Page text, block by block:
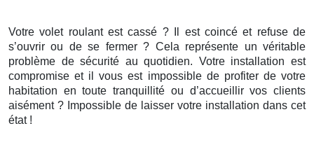
Votre volet roulant est cassé ? Il est coincé et refuse de
s’ouvrir ou de se fermer ? Cela représente un véritable
problème de sécurité au quotidien. Votre installation est
compromise et il vous est impossible de profiter de votre
habitation en toute tranquillité ou d’accueillir vos clients
aisément ? Impossible de laisser votre installation dans cet
état !